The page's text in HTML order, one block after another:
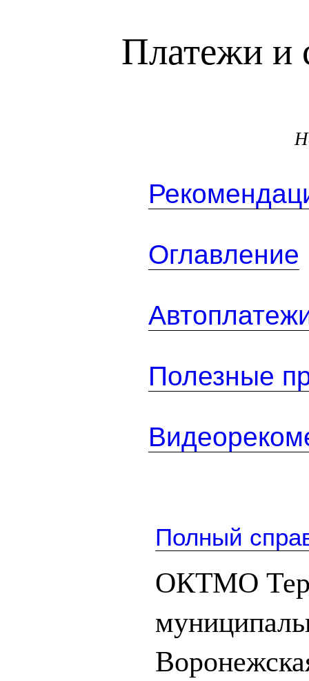
Платежи и
Оглавление
Полезные
Полный
ОКТМО